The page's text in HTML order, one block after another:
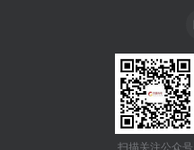
扫描关注公众号